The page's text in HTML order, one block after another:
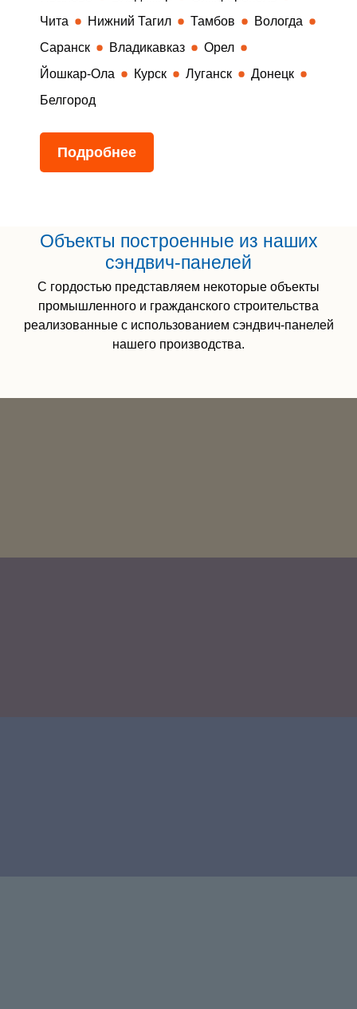
Чита
Нижний Тагил Тамбов
Вологда
Саранск
Владикавказ
Орел
Йошкар-Ола
Курск Луганск
Донецк
Белгород
Подробнее
Объекты построенные из наших
сэндвич-панелей
С гордостью представляем некоторые объекты
промышленного и гражданского строительства
реализованные с использованием сэндвич-панелей
нашего производства.